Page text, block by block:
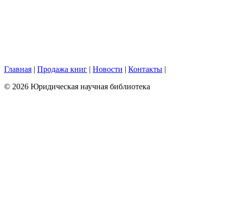
Главная | Продажа книг | Новости | Контакты |
© 2026 Юридическая научная библиотека